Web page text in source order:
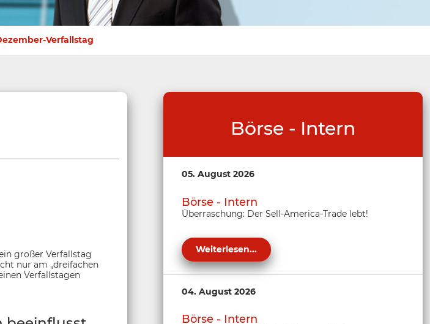
Verfallstag
großer Verfallstag
nur am „dreifachen
Verfallstagen
Börse - Intern
05. August 2026
Börse - Intern
Überraschung: Der Sell-America-Trade lebt!
Weiterlesen...
04. August 2026
Börse - Intern